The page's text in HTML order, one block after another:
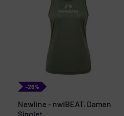
-26%
Newline - nwlBEAT, Damen
Singlet